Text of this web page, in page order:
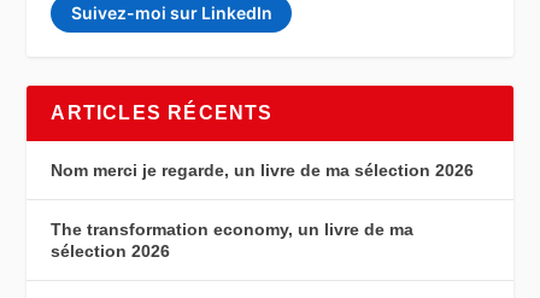
Suivez-moi sur LinkedIn
ARTICLES RÉCENTS
Nom merci je regarde, un livre de ma sélection 2026
The transformation economy, un livre de ma
sélection 2026